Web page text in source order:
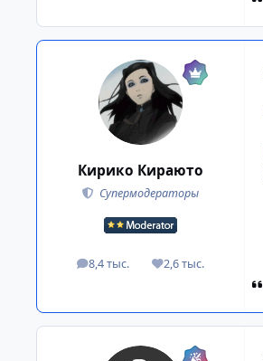
Кирико Кираюто
Супермодераторы
8,4 тыс.
посты 2,6 тыс.
Репутация